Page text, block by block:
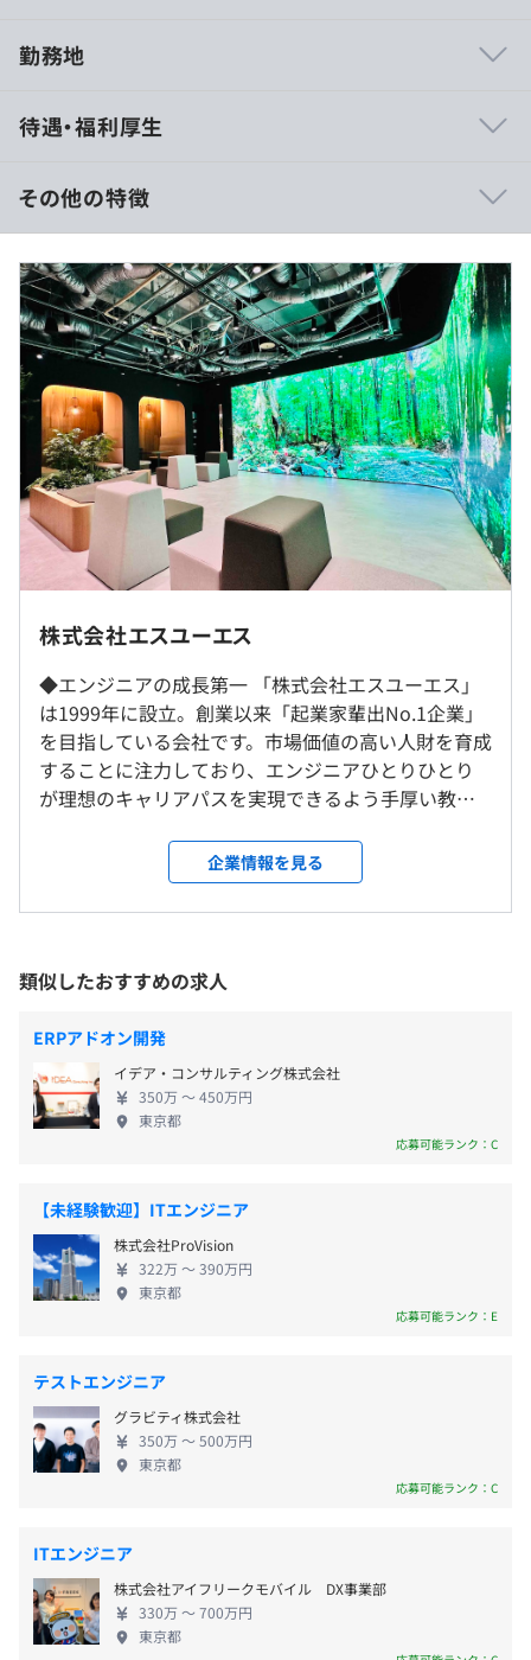
・月1回以上のメンバーコンタクト
・月1回程度、数十名規模の勉強会を開催
◎メンバーの提案で外部講師を招いた実績あり
◆キャリア支援
・自社製品「HQ」という育成診断システムを活用して、
数年後目指したいポジション／技術分野／働き方を決めま
す。
・組織心理学に基づいた分析ツールでエンジニアに寄り添
い、将来のキャリア相談を真摯に受けます。
・入社時とは異なる分野へのチャレンジも応援します。
◎エンジニアのキャリア形成専門部隊による手厚いフォロ
ーあり
【開発環境】
■言語：Java、C、C++、.NET、Objective-C、VBA、
PHP、Ruby、C#、SAPなど
■OS：Windows、iOS、Linux、UNIX、Unityなど
■DB：Oracle、MySQL、SQL Server、PostgreSQLなど
勤務地
社内もしくはお客様先での勤務となります。
就業場所の変更範囲
＜雇入時＞
本社、顧客先及び会社の定める場所
＜変更範囲＞
本社、顧客先及び会社の定める場所
受動喫煙防止措置に関する事項
東京メトロ南北線 『六本木一丁目駅』 徒歩1分
東京メトロ日比谷線『六本木駅 』徒歩5分
東京メトロ日比谷線『神谷町駅 』徒歩6分
東京メトロ銀座線 『溜池山王駅』徒歩6分
待遇・福利厚生
■賃金形態：月給制
■賃金の決定方法：当社規定により決定いたします
■月給：25万円〜43万円
★入社1年半年後に170万円アップも可能です！！
◆年収例
入社時：年収400万円⇒入社2年後：511万円（AR・VRエ
ンジニア・20代）
入社時：年収558万円⇒入社１年半後：736万円（XR・サ
ブL・30代）
入社時：年収345万円(未経験)⇒入社2年後：430万円（オ
ープン開発・20代）
入社時：年収777万円 ⇒ 入社3年後 953万円（機械設計・
（※ 想定年収 は年収提示額を保証するものではありません）
9：00〜18：00（所定労働時間8時間）
【年間休日125日】
・完全週休2日制（土日）
・祝日
・年末年始
・有休／半休
・産休／育休
・慶弔
・通勤手当（全額支給）
あり
その他の特徴
株式会社エスユーエス
◆エンジニアの成長第一 「株式会社エスユーエス」
は1999年に設立。創業以来「起業家輩出No.1企業」
を目指している会社です。市場価値の高い人財を育成
することに注力しており、エンジニアひとりひとり
が理想のキャリアパスを実現できるよう手厚い教育
築／ヒューマンスキルコーチングが強みです。 ◆個
人を強調した働き方 自由度の高い働き方をかなえら
れる「FV（フリーランスバリュー）制度」を導入し
利厚生、社会保障などの待遇を享受しながら、フリ
ーランスのように自身の所定期間内における業績連
動の報酬を得ることが可能です。自社エンジニアであ
りながら、働く期間・時間・場所も柔軟です。 ◆安
心の就業環境で活躍 東京を中心に700社を超える大
手優良メーカーと取引し、直請け案件を中心とした
請負開発ビジネスを手がけています。「年間休日126
件有」「安定した顧客／経営基盤」「福利厚生充
実」など、働きやすい就業環境の中、腰を据えて活
躍・成長していただけます。
企業情報を見る
類似したおすすめの求人
ERPアドオン開発
イデア・コンサルティング株式会社
350万 〜 450万円
東京都
応募可能ランク：C
【未経験歓迎】ITエンジニア
株式会社ProVision
322万 〜 390万円
東京都
応募可能ランク：E
テストエンジニア
グラビティ株式会社
350万 〜 500万円
東京都
応募可能ランク：C
ITエンジニア
株式会社アイフリークモバイル DX事業部
330万 〜 700万円
東京都